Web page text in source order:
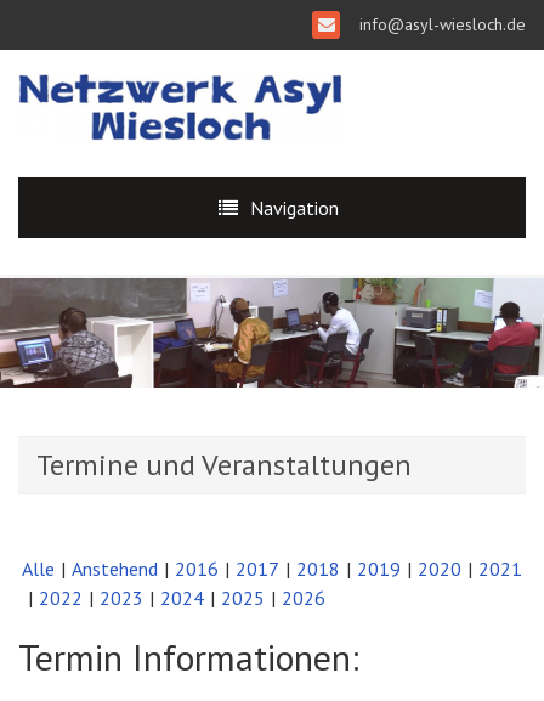
info@asyl-wiesloch.de
Navigation
Termine und Veranstaltungen
Alle Anstehend 2016 2017 2018 2019 2020
2021
2022
2023 2024 2025 2026
Termin Informationen: